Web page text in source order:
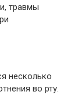
травмы
несколько
во рту.